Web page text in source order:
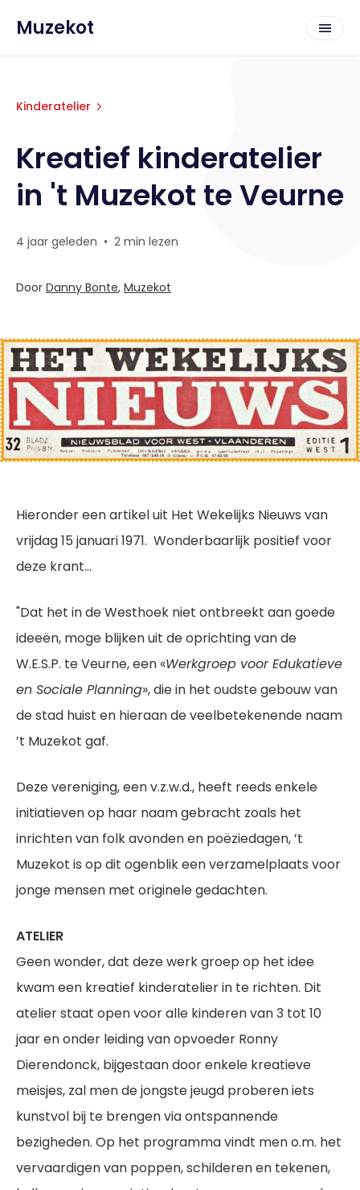
Muzekot
Kinderatelier
Kreatief kinderatelier
in 't Muzekot te Veurne
4 jaar geleden • 2 min lezen
Door Danny Bonte, Muzekot
Hieronder een artikel uit Het Wekelijks Nieuws van
vrijdag 15 januari 1971. Wonderbaarlijk positief voor
deze krant...
"Dat het in de Westhoek niet ontbreekt aan goede
ideeën, moge blijken uit de oprichting van de
W.E.S.P. te Veurne, een «Werkgroep voor Edukatieve
en Sociale Planning», die in het oudste gebouw van
de stad huist en hieraan de veelbetekenende naam
’t Muzekot gaf.
Deze vereniging, een v.z.w.d., heeft reeds enkele
initiatieven op haar naam gebracht zoals het
inrichten van folk avonden en poëziedagen, ’t
Muzekot is op dit ogenblik een verzamelplaats voor
jonge mensen met originele gedachten.
ATELIER
Geen wonder, dat deze werk­ groep op het idee
kwam een kreatief kinderatelier in te richten. Dit
atelier staat open voor alle kinderen van 3 tot 10
jaar en onder leiding van opvoeder Ronny
Dierendonck, bijgestaan door enkele kreatieve
meisjes, zal men de jongste jeugd pro­beren iets
kunstvol bij te brengen via ontspannende
bezigheden. Op het programma vindt men o.m. het
vervaardigen van poppen, schilderen en tekenen,